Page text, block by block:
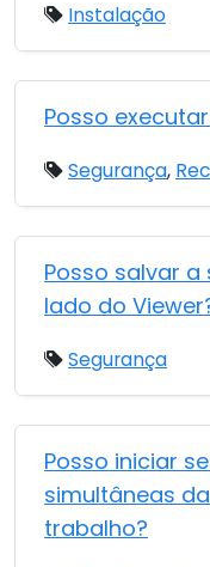
Instalação
Posso
Segurança,
Posso salvar
lado do
Segurança
Posso iniciar
simultâneas
trabalho?